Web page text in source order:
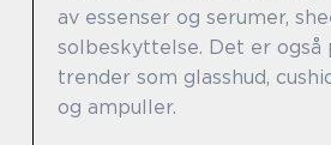
av essenser og serumer,
solbeskyttelse. Det er
trender som glasshud,
og ampuller.